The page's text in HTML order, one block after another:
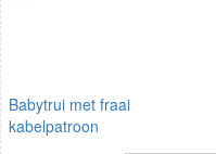
Babytrui met fraai
kabelpatroon